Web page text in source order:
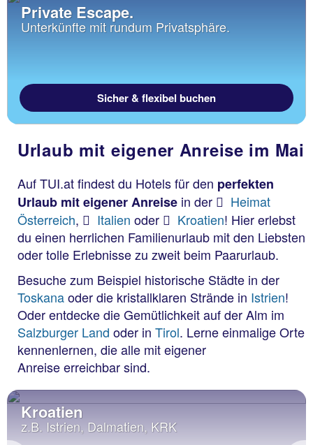
Private Escape.
Unterkünfte mit rundum Privatsphäre.
Sicher & flexibel buchen
Urlaub mit eigener Anreise im Mai
Auf TUI.at findest du Hotels für den perfekten
Urlaub mit eigener Anreise in der
Heimat
Österreich, Italien oder Kroatien! Hier erlebst
du einen herrlichen Familienurlaub mit den Liebsten
oder tolle Erlebnisse zu zweit beim Paarurlaub.
Besuche zum Beispiel historische Städte in der
Toskanaoder die kristallklaren Strände in Istrien!
Oder entdecke die Gemütlichkeit auf der Alm im
Salzburger Land oder in Tirol. Lerne einmalige Orte
kennenlernen, die alle mit eigener
Anreise erreichbar sind.
Kroatien
z.B. Istrien, Dalmatien, KRK